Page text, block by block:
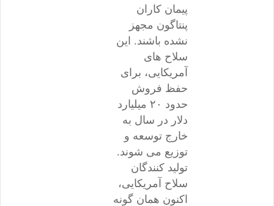
پیمان کاران
پنتاگون مجهز
نشده باشند. این
سلاح های
آمریکایی، برای
حفظ فروش
حدود ۲۰ میلیارد
دلار در سال به
خارج توسعه و
توزیع می شوند.
تولید کنندگان
سلاح آمریکایی،
اکنون همان گونه